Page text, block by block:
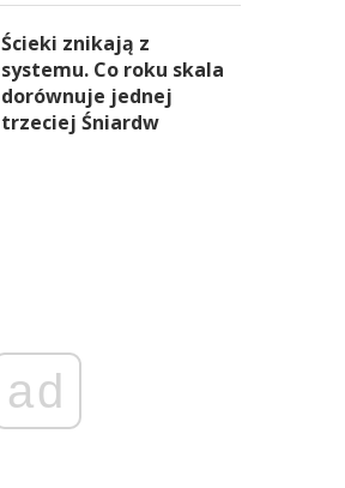
Ścieki znikają z
systemu. Co roku skala
dorównuje jednej
trzeciej Śniardw
ad